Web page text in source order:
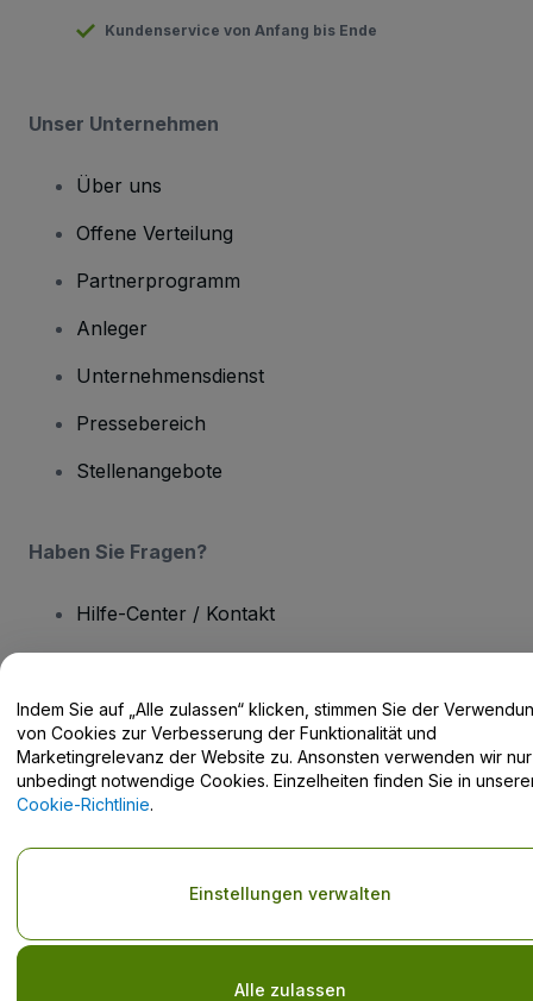
Kundenservice von Anfang bis Ende
Unser Unternehmen
Über uns
Offene Verteilung
Partnerprogramm
Anleger
Unternehmensdienst
Pressebereich
Stellenangebote
Haben Sie Fragen?
Hilfe-Center / Kontakt
Urheberrecht © viagogo GmbH 2026
Angaben zum Unternehmen
Durch die Nutzung dieser Website akzeptieren Sie dieAllgemeinen
Geschäftsbedingungen und dieDatenschutzerklärungsowie die
Cookie-Richtlinieund
Datenschutzoptionen
Indem Sie auf „Alle zulassen“ klicken, stimmen Sie der
von Cookies zur Verbesserung der Funktionalität und
Marketingrelevanz der Website zu. Ansonsten verwenden wir nur
unbedingt notwendige Cookies. Einzelheiten finden Sie in
Cookie-Richtlinie.
Alle zulassen
Einstellungen verwalten